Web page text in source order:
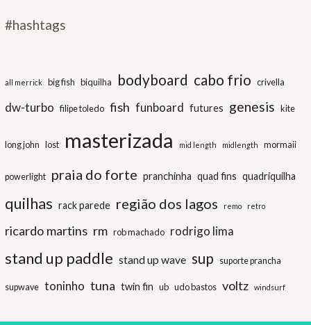
#hashtags
all merrick big fish biquilha bodyboard cabo frio crivella
dw-turbo filipe toledo fish funboard futures genesis kite
long john lost masterizada mid length midlength mormaii
powerlight praia do forte pranchinha quad fins quadriquilha
quilhas rack parede região dos lagos remo retro
ricardo martins rm rob machado rodrigo lima
stand up paddle stand up wave sup suporte prancha
supwave toninho tuna twin fin ub udo bastos voltz windsurf